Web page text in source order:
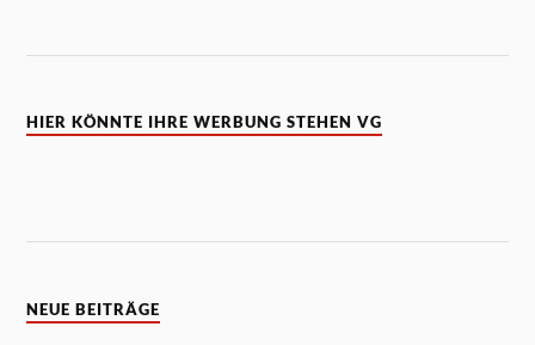
HIER KÖNNTE IHRE WERBUNG STEHEN VG
NEUE BEITRÄGE